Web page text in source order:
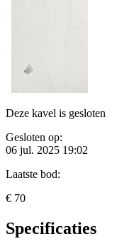
Deze kavel is gesloten
Gesloten op:
06 jul. 2025 19:02
Laatste bod:
€ 70
Specificaties